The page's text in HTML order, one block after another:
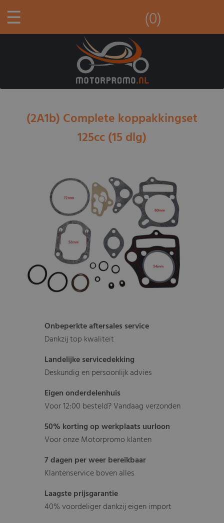
☰ (0)
(2A1b) Complete koppakkingset
125cc (15 dlg)
Onbeperkte aftersales service
Dankzij top kwaliteit
Landelijke servicedekking
Deskundig en persoonlijk advies
Eigen onderdelenhuis
Voor 12:00 besteld? Vandaag verzonden
50% korting op werkplaats uurloon
Voor onze Motorpromo klanten
7 dagen per weer bereikbaar
Klantenservice boven alles
Laagste prijsgarantie
40% voordeliger dankzij eigen import